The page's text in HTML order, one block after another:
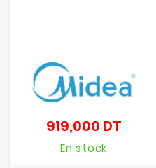
919,000 DTPrix
En stock